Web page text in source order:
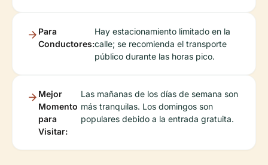
Para
Conductores:
Hay estacionamiento limitado en la
calle; se recomienda el transporte
público durante las horas pico.
Mejor
Momento
para
Visitar:
Las mañanas de los días de semana son
más tranquilas. Los domingos son
populares debido a la entrada gratuita.